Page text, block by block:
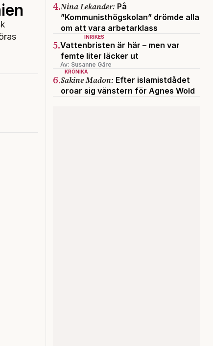
4.Nina Lekander: På
”Kommunisthögskolan” drömde alla
om att vara arbetarklass
INRIKES
5.Vattenbristen är här – men var
femte liter läcker ut
Av: Susanne Gäre
KRÖNIKA
6.Sakine Madon: Efter islamistdådet
oroar sig vänstern för Agnes Wold